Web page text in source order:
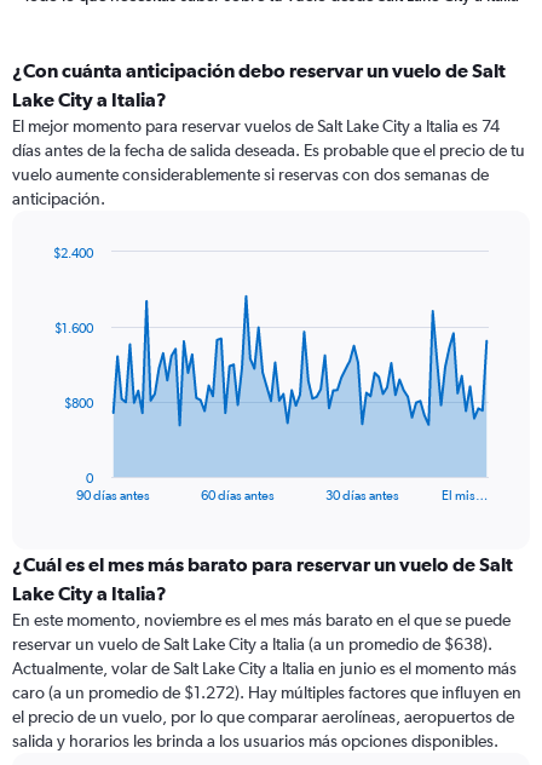
¿Con cuánta anticipación debo reservar un vuelo de Salt
Lake City a Italia?
El mejor momento para reservar vuelos de Salt Lake City a Italia es 74
días antes de la fecha de salida deseada. Es probable que el precio de tu
vuelo aumente considerablemente si reservas con dos semanas de
anticipación.
data
The
categories.
Range:
categories.
The
chart
has
1
Y
90 días antes 60 días antes 30 días antes El mis…
0
$800
$1.600
$2.400
¿Cuál es el mes más barato para reservar un vuelo de Salt
Lake City a Italia?
En este momento, noviembre es el mes más barato en el que se puede
reservar un vuelo de Salt Lake City a Italia (a un promedio de $638).
Actualmente, volar de Salt Lake City a Italia en junio es el momento más
caro (a un promedio de $1.272). Hay múltiples factores que influyen en
el precio de un vuelo, por lo que comparar aerolíneas, aeropuertos de
salida y horarios les brinda a los usuarios más opciones disponibles.